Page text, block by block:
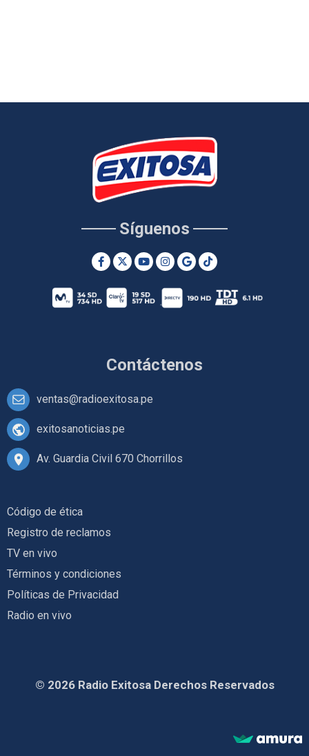
Contáctenos
ventas@radioexitosa.pe
exitosanoticias.pe
Av. Guardia Civil 670 Chorrillos
Síguenos
Código de ética
Registro de reclamos
TV en vivo
Términos y condiciones
Políticas de Privacidad
Radio en vivo
© 2026 Radio Exitosa Derechos Reservados